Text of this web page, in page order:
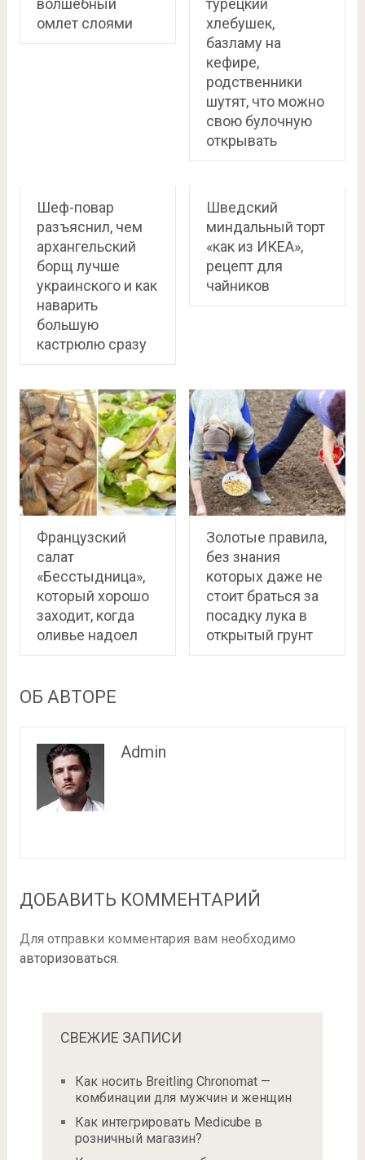
волшебный
омлет слоями
турецкий
хлебушек,
базламу на
кефире,
родственники
шутят, что можно
свою булочную
открывать
Шеф-повар
разъяснил, чем
архангельский
борщ лучше
украинского и как
наварить
большую
кастрюлю сразу
Шведский
миндальный торт
«как из ИКЕА»,
рецепт для
чайников
Французский
салат
«Бесстыдница»,
который хорошо
заходит, когда
оливье надоел
Золотые правила,
без знания
которых даже не
стоит браться за
посадку лука в
открытый грунт
ОБ АВТОРЕ
Admin
ДОБАВИТЬ КОММЕНТАРИЙ
Для отправки комментария вам необходимо
авторизоваться.
СВЕЖИЕ ЗАПИСИ
Как носить Breitling Chronomat —
комбинации для мужчин и женщин
Как интегрировать Medicube в
розничный магазин?